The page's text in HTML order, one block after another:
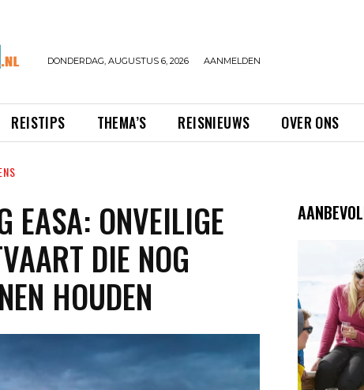
DONDERDAG, AUGUSTUS 6, 2026 AANMELDEN
REISTIPS THEMA’S REISNIEUWS OVER ONS
EASA: ONVEILIGE
DIE NOG
HOUDEN